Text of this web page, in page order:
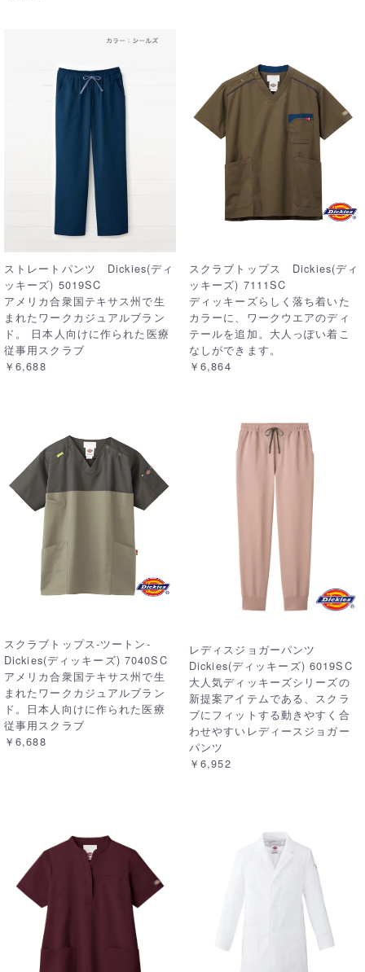
ストレートパンツ Dickies(ディ
ッキーズ) 5019SC
アメリカ合衆国テキサス州で生
まれたワークカジュアルブラン
ド。 日本人向けに作られた医療
従事用スクラブ
￥6,688
スクラブトップス Dickies(ディ
ッキーズ) 7111SC
ディッキーズらしく落ち着いた
カラーに、ワークウエアのディ
テールを追加。大人っぽい着こ
なしができます。
￥6,864
スクラブトップス-ツートン-
Dickies(ディッキーズ) 7040SC
アメリカ合衆国テキサス州で生
まれたワークカジュアルブラン
ド。日本人向けに作られた医療
従事用スクラブ
￥6,688
レディスジョガーパンツ
Dickies(ディッキーズ) 6019SC
大人気ディッキーズシリーズの
新提案アイテムである、スクラ
ブにフィットする動きやすく合
わせやすいレディースジョガー
パンツ
￥6,952